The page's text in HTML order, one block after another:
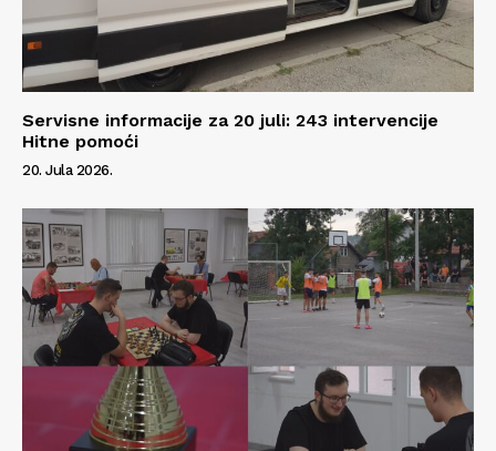
Servisne informacije za 20 juli: 243 intervencije
Hitne pomoći
20. Jula 2026.